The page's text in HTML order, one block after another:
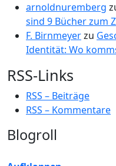
arnoldnuremberg
sind 9 Bücher zum
F. Birnmeyerzu
Identität: Wo
RSS-Links
RSS – Beiträge
RSS – Kommentare
Blogroll